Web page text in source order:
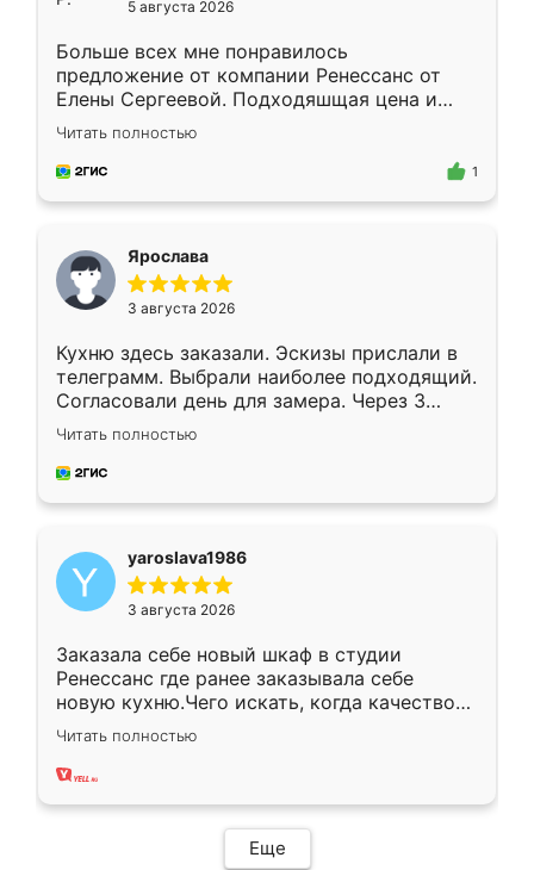
5 августа 2026
Больше всех мне понравилось
предложение от компании Ренессанс от
Елены Сергеевой. Подходяшщая цена и
короткие сроки изготовления. Приехавший
для замера сотрудник Владислав
предложил по моему эскизу самый
Читать полностью
1
Ярослава
3 августа 2026
Кухню здесь заказали. Эскизы прислали в
телеграмм. Выбрали наиболее подходящий.
Согласовали день для замера. Через 3
недели кухня была уже готова. Остались
довольны работой. Спасибо Ренессанс
мебель за качественную работу!
Читать полностью
yaroslava1986
3 августа 2026
Заказала себе новый шкаф в студии
Ренессанс где ранее заказывала себе
новую кухню.Чего искать, когда качеством
вполне довольна. Служит кухня уже почти
два года, нареканий нет.
Читать полностью
Еще